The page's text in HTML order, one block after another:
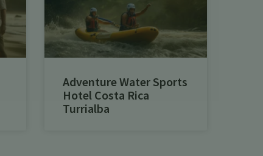
Adventure Water Sports
Hotel Costa Rica
Turrialba